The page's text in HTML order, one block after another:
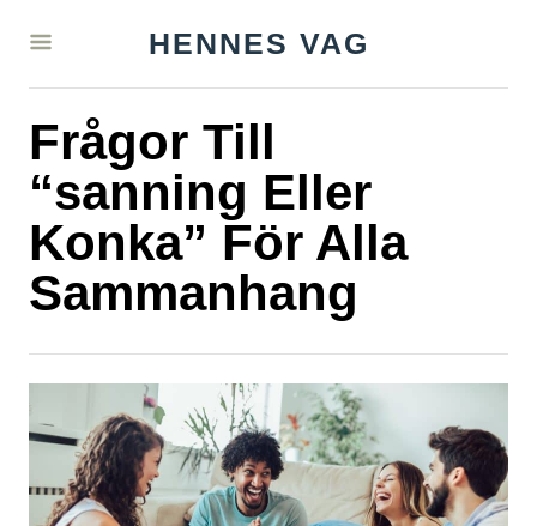
HENNES VAG
Frågor Till
“sanning Eller
Konka” För Alla
Sammanhang